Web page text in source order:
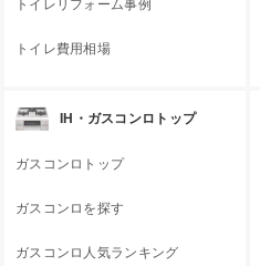
トイレリフォーム事例
トイレ費用相場
IH・ガスコンロトップ
ガスコンロトップ
ガスコンロを探す
ガスコンロ人気ランキング